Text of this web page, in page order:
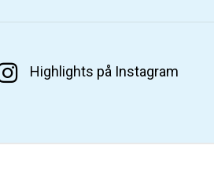
Highlights på Instagram